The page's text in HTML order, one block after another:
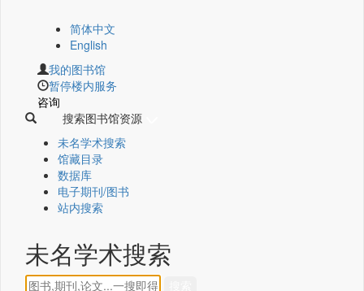
简体中文
English
我的图书馆
暂停楼内服务
咨询
搜索图书馆资源
未名学术搜索
馆藏目录
数据库
电子期刊/图书
站内搜索
未名学术搜索